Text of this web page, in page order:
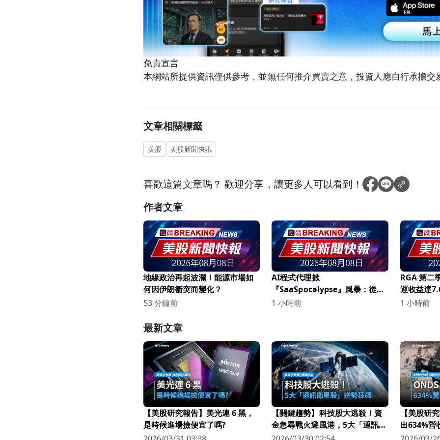
免責宣言
本網站所提供資訊僅供參考，並無任何推介買賣之意，投資人應自行承擔交
文章相關標籤
美股 美股新聞快訊
喜歡這篇文章嗎？歡迎分享，讓更多人可以看到！
作者文章
地緣政治再起波瀾！能源市場如
何因伊朗衝突而變化？
53 分鐘前
AI程式代理掀
『SaaSpocalypse』風暴：從
Airtable慘跌到Atlassian暴漲，
1 小時前
RGA 第二
運收益達
持續增強！
1 小時前
最新文章
【美股研究報告】美光連 6 黑，
是時候進場撿便宜了嗎?
【關鍵趨勢】科技股大逃殺！資
金急尋戰火避風港，5大「通訊衛
星股」逆勢狂飆
【美股研
出634%營
科技新星